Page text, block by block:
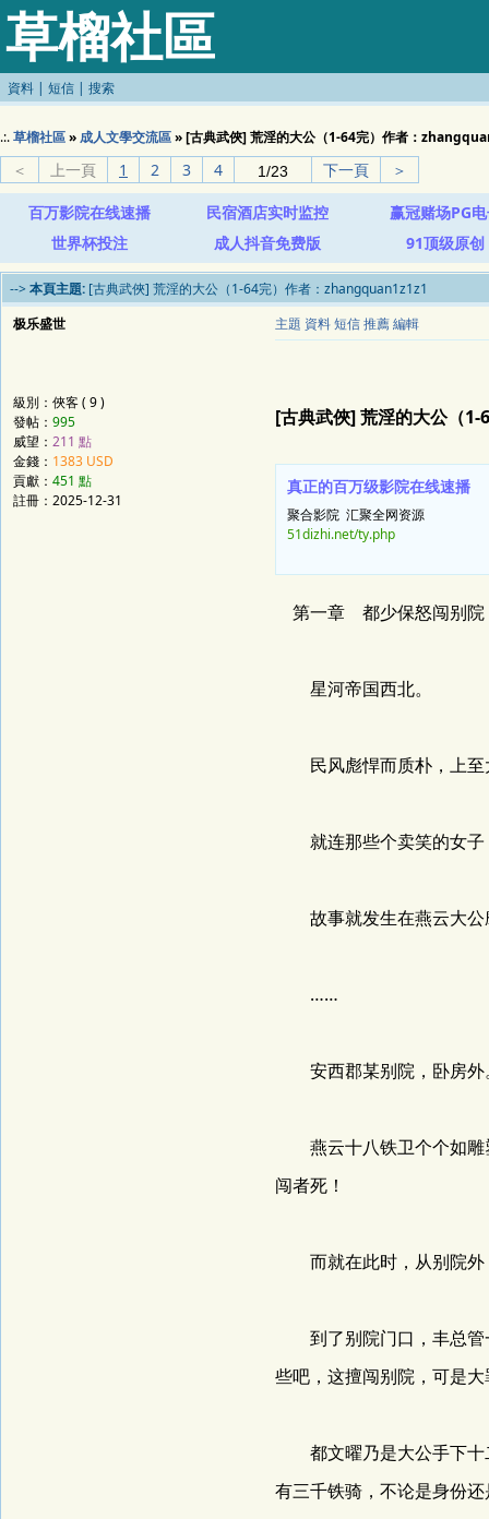
草榴社區
資料 | 短信 | 搜索
.:.草榴社區»成人文學交流區» [古典武俠] 荒淫的大公（1-64完）作者：
＜ 上一頁 1 2 3 4 下一頁 ＞
百万影院在线速播 民宿酒店实时监控
赢冠赌场PG
世界杯投注
成人抖音免费版 91顶级原创
--> 本頁主題: [古典武俠] 荒淫的大公（1-64完）作者：zhangquan1z1z1
极乐盛世
級別：俠客 ( 9 )
發帖： 995
威望： 211 點
金錢： 1383 USD
貢獻： 451 點
註冊：2025-12-31
主題 資料短信推薦編輯
[古典武俠] 荒淫的大公（
真正的百万级影院在线速播
聚合影院 汇聚全网资源
51dizhi.net/ty.php
第一章 都少保怒闯别院
星河帝国西北。
民风彪悍而质朴，上至
就连那些个卖笑的女子
故事就发生在燕云大公
……
安西郡某别院，卧房外
燕云十八铁卫个个如雕
闯者死！
而就在此时，从别院外
到了别院门口，丰总管
些吧，这擅闯别院，可是
都文曜乃是大公手下十
有三千铁骑，不论是身份